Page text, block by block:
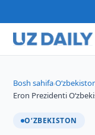
Bosh sahifa›
Eron Prezidenti
O‘ZBEKISTON